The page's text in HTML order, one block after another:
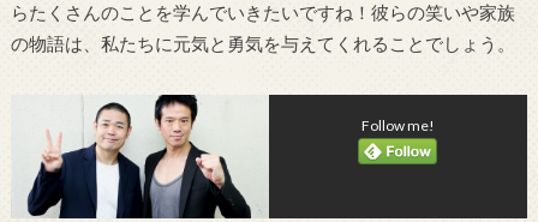
らたくさんのことを学んでいきたいですね！彼らの笑いや家族
の物語は、私たちに元気と勇気を与えてくれることでしょう。
Follow me!